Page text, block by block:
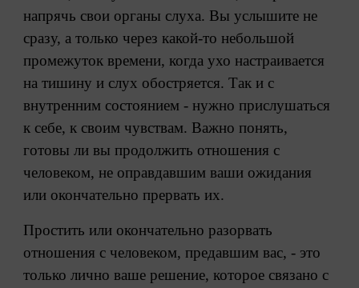
напрячь свои органы слуха. Вы услышите не
сразу, а только через какой-то небольшой
промежуток времени, когда ухо настраивается
на тишину и слух обостряется. Так и с
внутренним состоянием - нужно прислушаться
к себе, к своим чувствам. Важно понять,
готовы ли вы продолжить отношения с
человеком, не оправдавшим ваши ожидания
или окончательно прервать их.
Простить или окончательно разорвать
отношения с человеком, предавшим вас, - это
только лично ваше решение, которое связано с